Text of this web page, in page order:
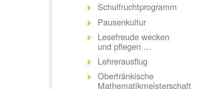
Schulfruchtprogramm
Pausenkultur
Lesefreude wecken
und pflegen …
Lehrerausflug
Oberfränkische
Mathematikmeisterschaft